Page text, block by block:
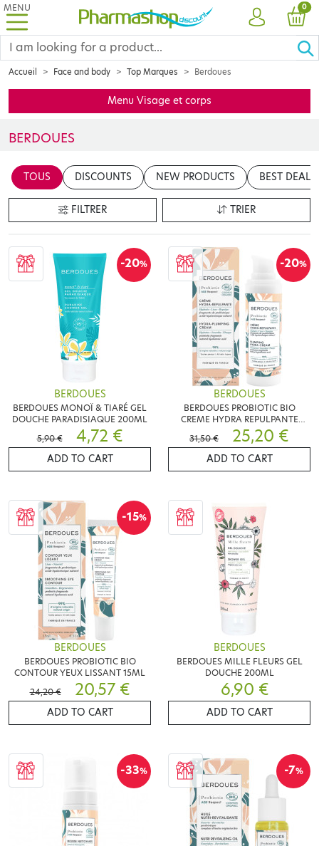
MENU
ACCOUNT
0
Accueil Face and body Top Marques Berdoues
Menu Visage et corps
BERDOUES
en cliquant sur le bouton "Modifier le contenu"
TOUS DISCOUNTS NEW PRODUCTS BEST DEALS
FILTRER TRIER
-20%
BERDOUES
BERDOUES MONOÏ & TIARÉ GEL
DOUCHE PARADISIAQUE 200ML
5,90 €
4,72 €
ADD TO CART
-20%
BERDOUES
BERDOUES PROBIOTIC BIO
CREME HYDRA REPULPANTE
50ML
31,50 € 25,20 €
ADD TO CART
-15%
BERDOUES
BERDOUES PROBIOTIC BIO
CONTOUR YEUX LISSANT 15ML
24,20 €
20,57 €
ADD TO CART
BERDOUES
BERDOUES MILLE FLEURS GEL
DOUCHE 200ML
6,90 €
ADD TO CART
-33% -7%